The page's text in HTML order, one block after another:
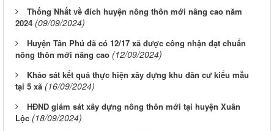
Thống Nhất về đích huyện nông thôn mới nâng cao năm
2024 (09/09/2024)
Huyện Tân Phú đã có 12/17 xã được công nhận đạt chuẩn
nông thôn mới nâng cao (12/09/2024)
Khảo sát kết quả thực hiện xây dựng khu dân cư kiểu mẫu
tại 5 xã (16/09/2024)
HĐND giám sát xây dựng nông thôn mới tại huyện Xuân
Lộc (18/09/2024)